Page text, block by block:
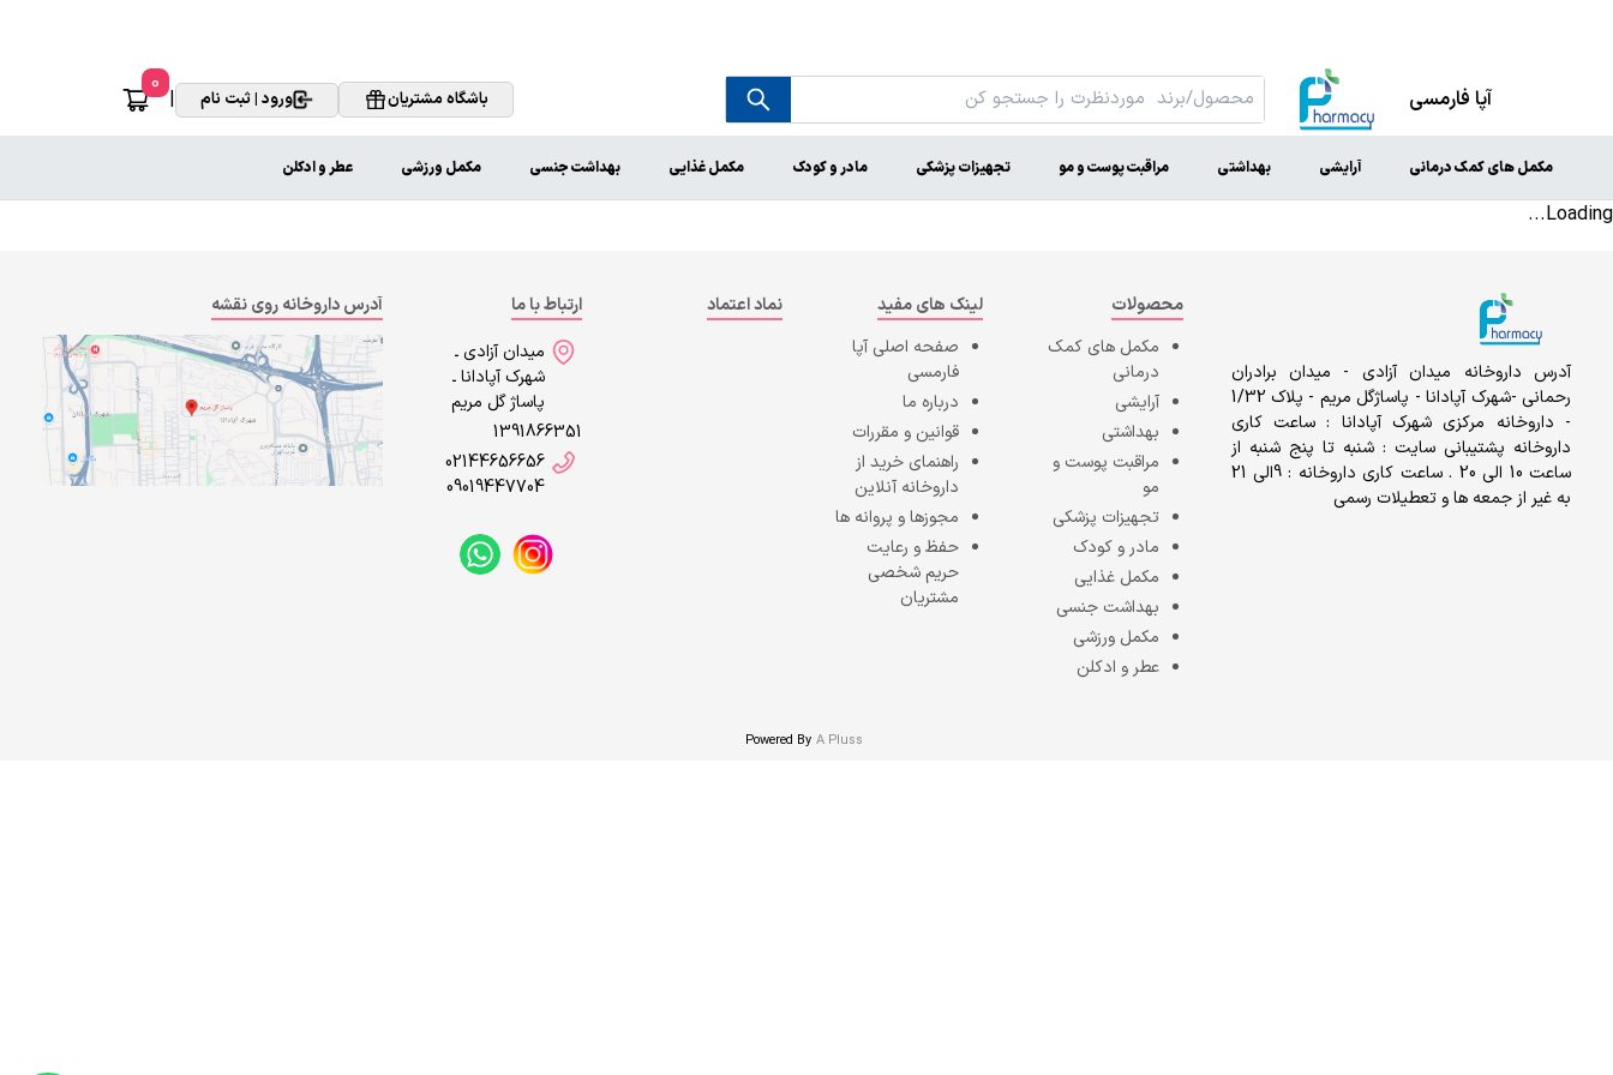
آپا فارمسی باشگاه مشتریان ورود | ثبت نام |
0
مکمل های کمک درمانی آرایشی بهداشتی مراقبت پوست و مو تجهیزات پزشکی مادر و کودک مکمل غذایی بهداشت جنسی مکمل ورزشی عطر و ادکلن
Loading...
آدرس داروخانه میدان آزادی - میدان برادران
رحمانی -شهرک آپادانا - پاساژگل مریم - پلاک 1/32
- داروخانه مرکزی شهرک آپادانا : ساعت کاری
داروخانه پشتیبانی سایت : شنبه تا پنج شنبه از
ساعت 10 الی 20 . ساعت کاری داروخانه : 9الی 21
به غیر از جمعه ها و تعطیلات رسمی
محصولات
مکمل های کمک
درمانی
آرایشی
بهداشتی
مراقبت پوست و
مو
تجهیزات پزشکی
مادر و کودک
مکمل غذایی
بهداشت جنسی
مکمل ورزشی
عطر و ادکلن
لینک های مفید
صفحه اصلیآپا
فارمسی
درباره ما
قوانین و مقررات
راهنمای خرید از
داروخانه آنلاین
مجوزها و پروانه ها
حفظ و رعایت
حریم شخصی
مشتریان
نماد اعتماد
ارتباط با ما
میدان آزادی ـ
شهرک آپادانا ـ
پاساژ گل مریم
1391866351
02144656656
09019447704
آدرس داروخانه روی نقشه
A Pluss
Powered By